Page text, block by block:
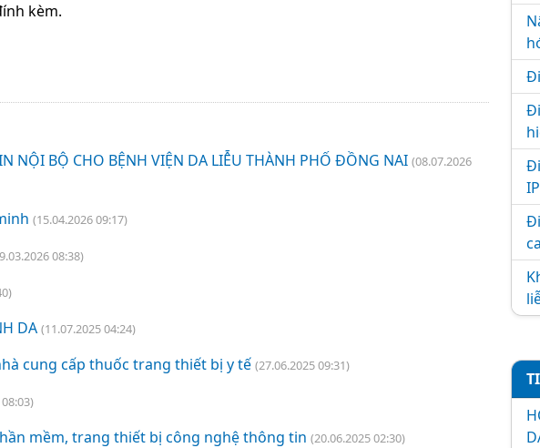
kèm.
NỘI BỘ CHO BỆNH VIỆN DA LIỄU THÀNH PHỐ ĐỒNG NAI (08.07.2026
(15.04.2026 09:17)
08:38)
DA (11.07.2025 04:24)
cung cấp thuốc trang thiết bị y tế (27.06.2025 09:31)
08:03)
mềm, trang thiết bị công nghệ thông tin (20.06.2025 02:30)